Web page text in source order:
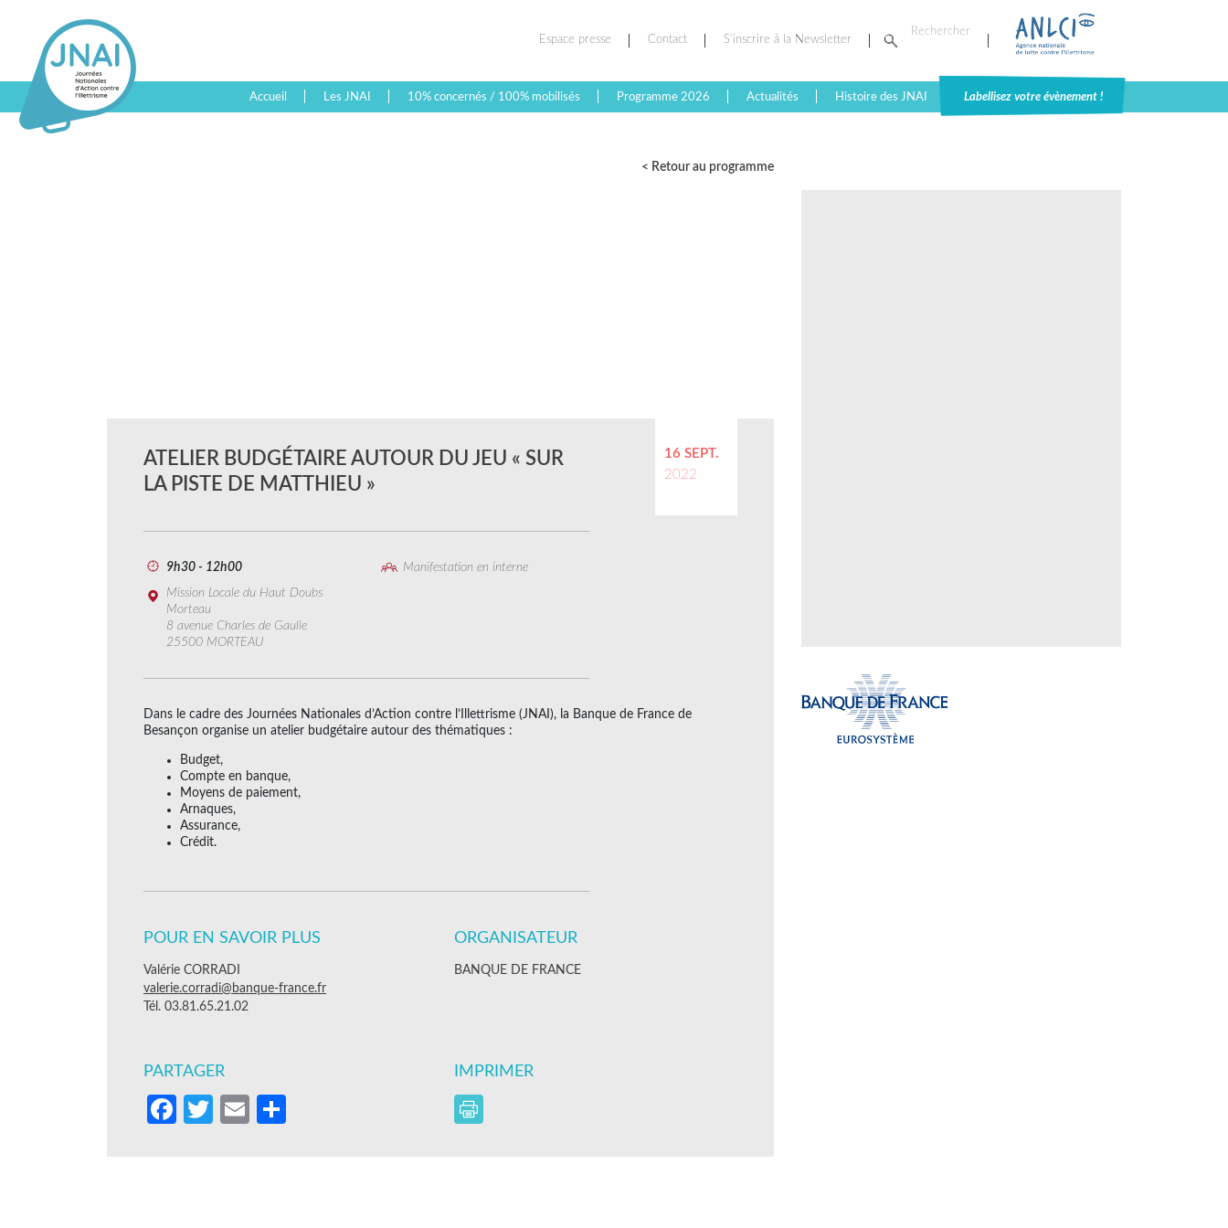
Espace presse Contact S’inscrire à la Newsletter
Accueil Les JNAI 10% concernés / 100% mobilisés Programme 2026 Actualités Histoire des JNAI Labellisez votre évènement !
< Retour au programme
16 SEPT.
2022
ATELIER BUDGÉTAIRE AUTOUR DU JEU « SUR
LA PISTE DE MATTHIEU »
9h30 - 12h00
Manifestation en interne
Mission Locale du Haut Doubs
Morteau
8 avenue Charles de Gaulle
25500 MORTEAU
Dans le cadre des Journées Nationales d’Action contre l’Illettrisme (JNAI), la Banque de France de
Besançon organise un atelier budgétaire autour des thématiques :
Budget,
Compte en banque,
Moyens de paiement,
Arnaques,
Assurance,
Crédit.
POUR EN SAVOIR PLUS
Valérie CORRADI
valerie.corradi@banque-france.fr
Tél. 03.81.65.21.02
ORGANISATEUR
BANQUE DE FRANCE
PARTAGER
Facebook
Twitter
Email
IMPRIMER